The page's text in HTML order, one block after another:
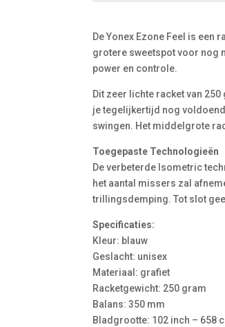
De Yonex Ezone Feel is een
grotere sweetspot voor nog
power en controle.
Dit zeer lichte racket van
je tegelijkertijd nog
swingen. Het middelgrote
Toegepaste Technologieën
De verbeterde Isometric
het aantal missers zal
trillingsdemping. Tot slot
Specificaties:
Kleur: blauw
Geslacht: unisex
Materiaal: grafiet
Racketgewicht: 250 gram
Balans: 350 mm
Bladgrootte: 102 inch – 658